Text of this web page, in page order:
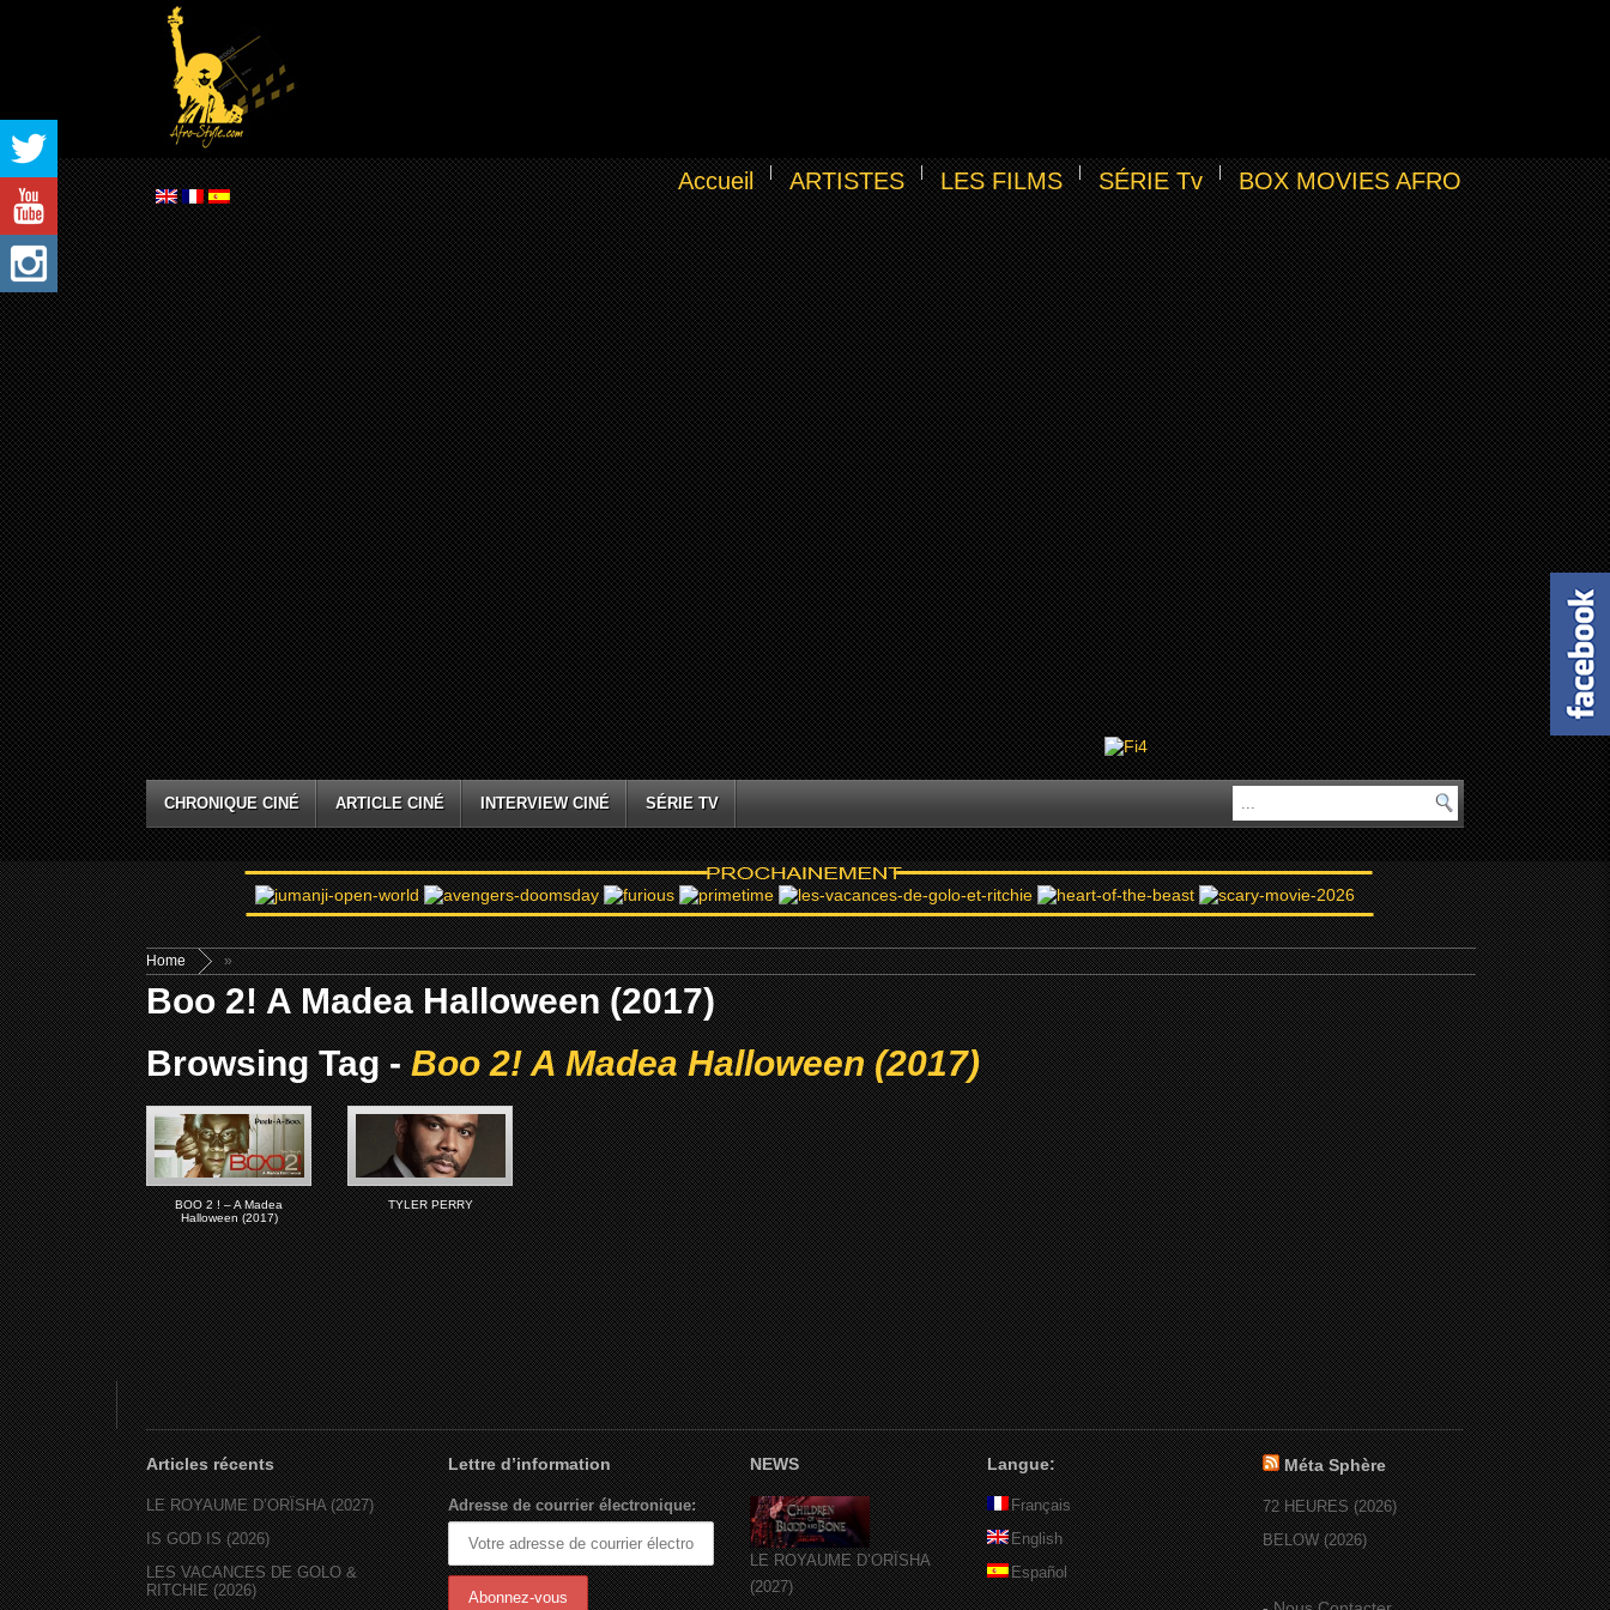
Accueil ARTISTES LES FILMS SÉRIE Tv BOX MOVIES AFRO
CHRONIQUE CINÉ ARTICLE CINÉ INTERVIEW CINÉ SÉRIE TV
Home »
Boo 2! A Madea Halloween (2017)
Browsing Tag -Boo 2! A Madea Halloween (2017)
BOO 2 ! – A Madea
Halloween (2017)
TYLER PERRY
Articles récents
LE ROYAUME D’ORÏSHA (2027)
IS GOD IS (2026)
LES VACANCES DE GOLO &
RITCHIE (2026)
Lettre d’information
Adresse de courrier électronique:
NEWS
LE ROYAUME D’ORÏSHA
(2027)
Langue:
Français
English
Español
Méta Sphère
72 HEURES (2026)
BELOW (2026)